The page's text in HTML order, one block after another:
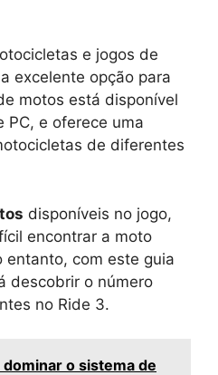
e jogos de
excelente opção para
motos está disponível
PC, e oferece uma
de diferentes
disponíveis no jogo,
encontrar a moto
entanto, com este guia
descobrir o número
no Ride 3.
dominar o sistema de